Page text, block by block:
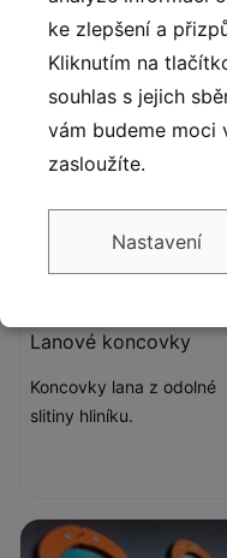
vlhkosti i UV záření.
Lanové koncovky
Koncovky lana z odolné
slitiny hliníku.
ke zlepšení a
Kliknutím na
souhlas s jejich
vám budeme moci
zasloužíte.
Nastavení